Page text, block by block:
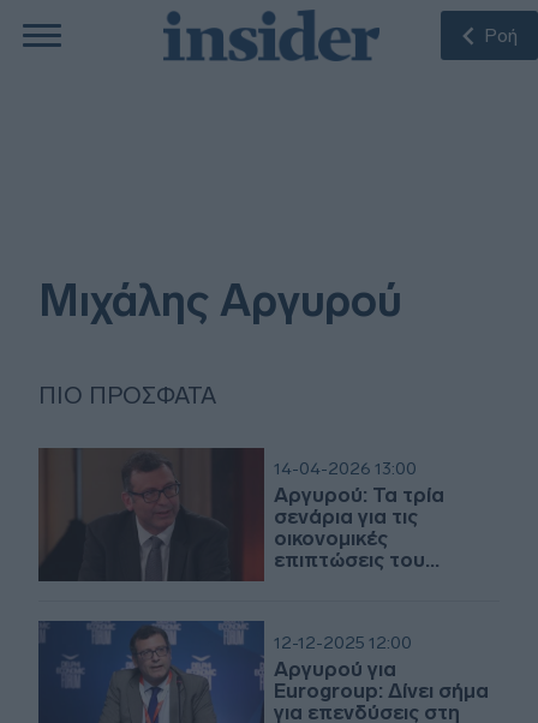
Ροή
Μιχάλης Αργυρού
ΠΙΟ ΠΡΌΣΦΑΤΑ
14-04-2026 13:00
Αργυρού: Τα τρία
σενάρια για τις
οικονομικές
επιπτώσεις του
12-12-2025 12:00
Αργυρού για
Eurogroup: Δίνει σήμα
για επενδύσεις στη